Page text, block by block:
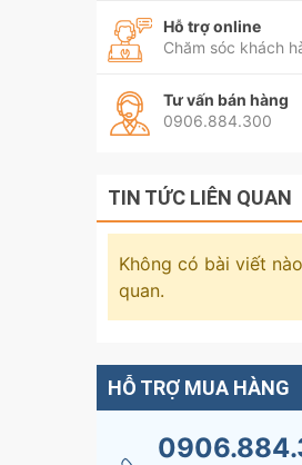
Hỗ trợ online
Chăm sóc khách
Tư vấn bán hàng
0906.884.300
TIN TỨC LIÊN QUAN
Không có bài viết
quan.
HỖ TRỢ MUA HÀNG